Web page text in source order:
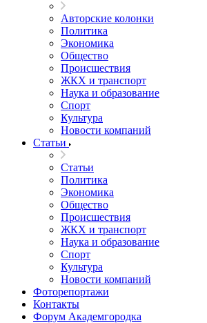
Авторские колонки
Политика
Экономика
Общество
Происшествия
ЖКХ и транспорт
Наука и образование
Спорт
Культура
Новости компаний
Статьи
Статьи
Политика
Экономика
Общество
Происшествия
ЖКХ и транспорт
Наука и образование
Спорт
Культура
Новости компаний
Фоторепортажи
Контакты
Форум Академгородка